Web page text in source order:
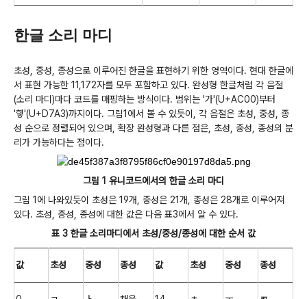
한글 소리 마디
초성, 중성, 종성으로 이루어진 한글을 표현하기 위한 영역이다. 현대 한글에
서 표현 가능한 11,172자를 모두 포함하고 있다. 완성형 한글처럼 각 음절
(소리 마디)마다 코드를 매핑하는 방식이다. 범위는 '가'(U+AC00)부터
'힣'(U+D7A3)까지이다. 그림1에서 볼 수 있듯이, 각 음절은 초성, 중성, 종
성 순으로 정렬되어 있으며, 확장 완성형과 다른 점은, 초성, 중성, 종성의 분
리가 가능하다는 점이다.
그림 1 유니코드에서의 한글 소리 마디
그림 1에 나와있듯이 초성은 19개, 중성은 21개, 종성은 28개로 이루어져
있다. 초성, 중성, 종성에 대한 값은 다음 표3에서 알 수 있다.
표 3 한글 소리마디에서 초성/중성/종성에 대한 순서 값
값 초성 중성 종성 값 초성 중성 종성